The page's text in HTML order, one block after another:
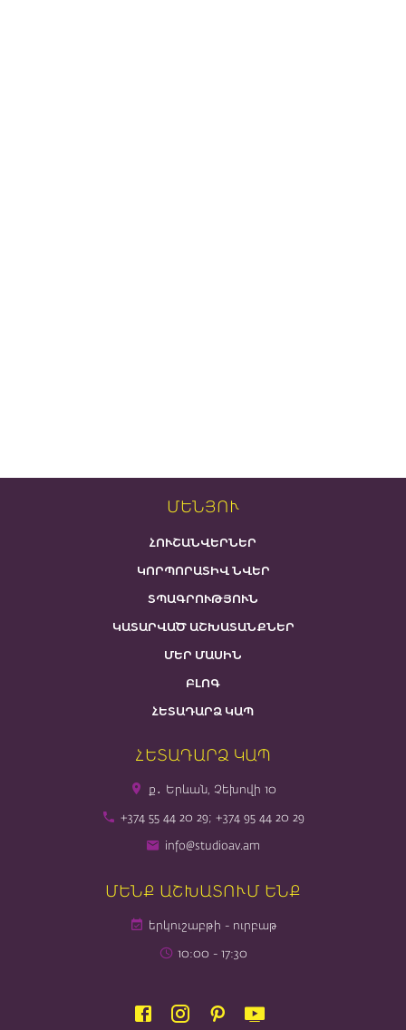
ՄԵՆՅՈՒ
ՀՈՒՇԱՆՎԵՐՆԵՐ
ԿՈՐՊՈՐԱՏԻՎ ՆՎԵՐ
ՏՊԱԳՐՈՒԹՅՈՒՆ
ԿԱՏԱՐՎԱԾ ԱՇԽԱՏԱՆՔՆԵՐ
ՄԵՐ ՄԱՍԻՆ
ԲԼՈԳ
ՀԵՏԱԴԱՐՁ ԿԱՊ
ՀԵՏԱԴԱՐՁ ԿԱՊ
ք․ Երևան, Չեխովի 10
+374 55 44 20 29; +374 95 44 20 29
info@studioav.am
ՄԵՆՔ ԱՇԽԱՏՈՒՄ ԵՆՔ
երկուշաբթի - ուրբաթ
10։00 - 17։30